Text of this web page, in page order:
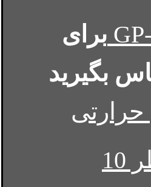
برای
بگیرید